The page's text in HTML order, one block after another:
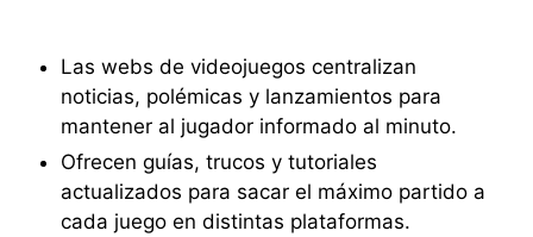
Las webs de videojuegos centralizan
noticias, polémicas y lanzamientos para
mantener al jugador informado al minuto.
Ofrecen guías, trucos y tutoriales
actualizados para sacar el máximo partido a
cada juego en distintas plataformas.